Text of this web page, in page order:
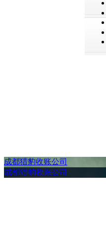
成都猎豹收账公司
成都猎豹收账公司